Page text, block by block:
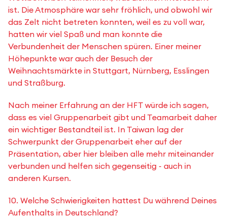
ist. Die Atmosphäre war sehr fröhlich, und obwohl wir
das Zelt nicht betreten konnten, weil es zu voll war,
hatten wir viel Spaß und man konnte die
Verbundenheit der Menschen spüren. Einer meiner
Höhepunkte war auch der Besuch der
Weihnachtsmärkte in Stuttgart, Nürnberg, Esslingen
und Straßburg.
Nach meiner Erfahrung an der HFT würde ich sagen,
dass es viel Gruppenarbeit gibt und Teamarbeit daher
ein wichtiger Bestandteil ist. In Taiwan lag der
Schwerpunkt der Gruppenarbeit eher auf der
Präsentation, aber hier bleiben alle mehr miteinander
verbunden und helfen sich gegenseitig - auch in
anderen Kursen.
10. Welche Schwierigkeiten hattest Du während Deines
Aufenthalts in Deutschland?